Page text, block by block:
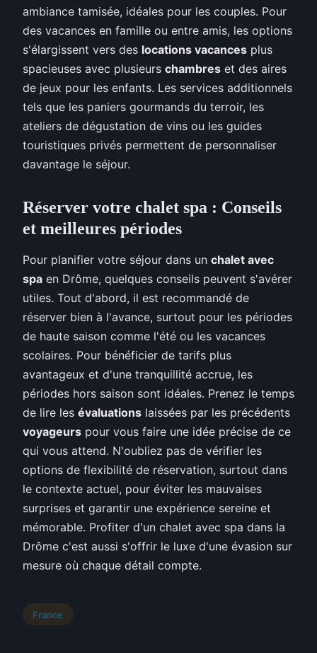
ambiance tamisée, idéales pour les couples. Pour
des vacances en famille ou entre amis, les options
s'élargissent vers des locations vacances plus
spacieuses avec plusieurs chambres et des aires
de jeux pour les enfants. Les services additionnels
tels que les paniers gourmands du terroir, les
ateliers de dégustation de vins ou les guides
touristiques privés permettent de personnaliser
davantage le séjour.
Réserver votre chalet spa : Conseils
et meilleures périodes
Pour planifier votre séjour dans un chalet avec
spa en Drôme, quelques conseils peuvent s'avérer
utiles. Tout d'abord, il est recommandé de
réserver bien à l'avance, surtout pour les périodes
de haute saison comme l'été ou les vacances
scolaires. Pour bénéficier de tarifs plus
avantageux et d'une tranquillité accrue, les
périodes hors saison sont idéales. Prenez le temps
de lire les évaluations laissées par les précédents
voyageurs pour vous faire une idée précise de ce
qui vous attend. N'oubliez pas de vérifier les
options de flexibilité de réservation, surtout dans
le contexte actuel, pour éviter les mauvaises
surprises et garantir une expérience sereine et
mémorable. Profiter d'un chalet avec spa dans la
Drôme c'est aussi s'offrir le luxe d'une évasion sur
mesure où chaque détail compte.
France